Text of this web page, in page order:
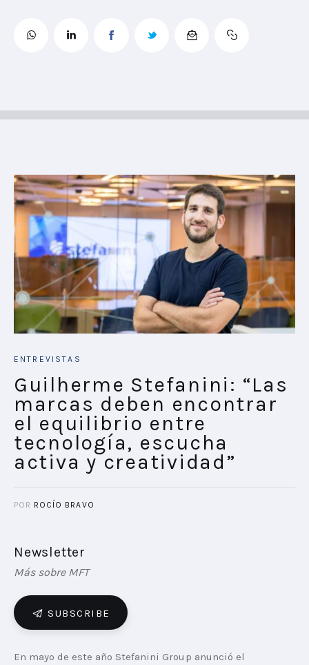
ENTREVISTAS
Guilherme Stefanini: “Las
marcas deben encontrar
el equilibrio entre
tecnología, escucha
activa y creatividad”
POR ROCÍO BRAVO
Newsletter
Más sobre MFT
SUBSCRIBE
En mayo de este año Stefanini Group anunció el